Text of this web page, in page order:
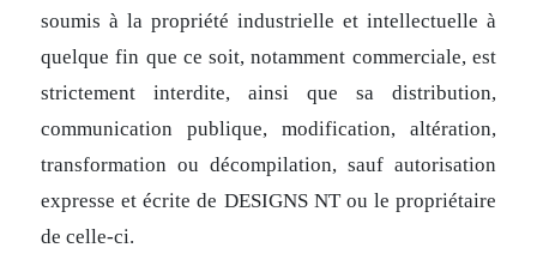
soumis à la propriété industrielle et intellectuelle à
quelque fin que ce soit, notamment commerciale, est
strictement interdite, ainsi que sa distribution,
communication publique, modification, altération,
transformation ou décompilation, sauf autorisation
expresse et écrite de DESIGNS NT ou le propriétaire
de celle-ci.